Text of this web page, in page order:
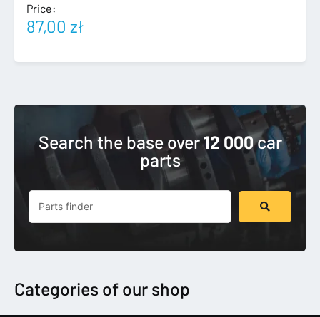
Price:
87,00 zł
Search the base over12 000car
parts
Search
Categories of our shop